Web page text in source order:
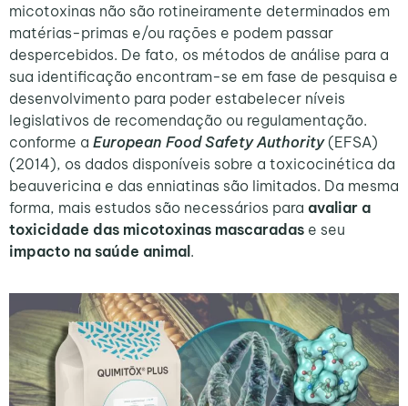
micotoxinas não são rotineiramente determinados em
matérias-primas e/ou rações e podem passar
despercebidos. De fato, os métodos de análise para a
sua identificação encontram-se em fase de pesquisa e
desenvolvimento para poder estabelecer níveis
legislativos de recomendação ou regulamentação.
conforme a European Food Safety Authority(EFSA)
(2014), os dados disponíveis sobre a toxicocinética da
beauvericina e das enniatinas são limitados. Da mesma
forma, mais estudos são necessários para avaliar a
toxicidade das micotoxinas mascaradas e seu
impacto na saúde animal.